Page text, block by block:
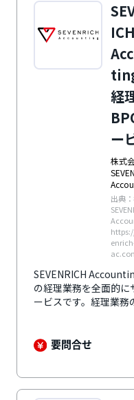
ICH
経
ー
株式
出典
SEVENRICH
の経理業務を全面的
ービスです。経理業務
効率化支援やデジタ
（DX）の推進を行い
きる体制を構築します
要問合せ